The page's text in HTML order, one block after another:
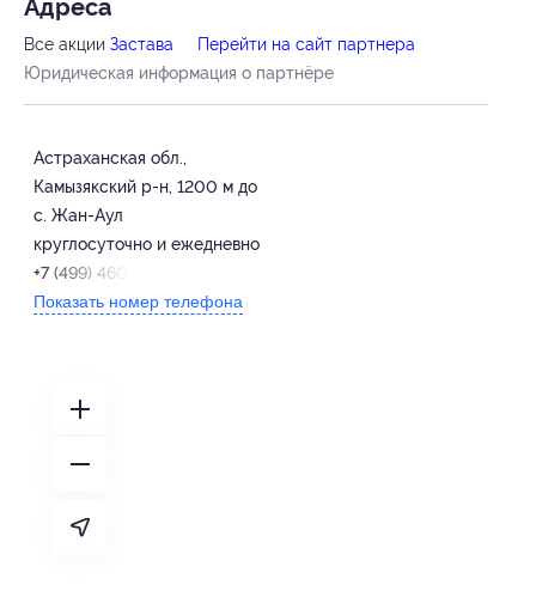
Адресa
Все акции Застава
Перейти на сайт партнера
Юридическая информация о партнёре
Астраханская обл.,
Камызякский р-н, 1200 м до
с. Жан-Аул
круглосуточно и ежедневно
+7 (499) 460-58-35
Показать номер телефона